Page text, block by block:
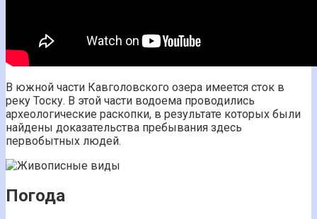
В южной части Кавголовского озера имеется сток в
реку Тоску. В этой части водоема проводились
археологические раскопки, в результате которых были
найдены доказательства пребывания здесь
первобытных людей.
Погода